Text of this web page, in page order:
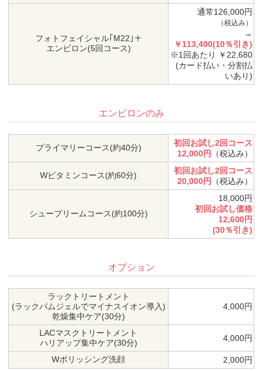
フォトフェイシャル｢M22｣＋
エンビロン(5回コース)
通常126,000円
（税込み）
→
￥113,400(10％引き)
※1回あたり ￥22,680
(カード払い・分割払
いあり)
エンビロンのみ
プライマリーコース(約40分)
初回お試し2回コース
12,000円
（税込み）
Wビタミンコース(約60分)
初回お試し2回コース
20,000円
（税込み）
シュープリームコース(約100分)
18,000円
初回お試し価格
12,600円
(30％引き)
オプション
ラックトリートメント
(ラックパムジェルでマイナスイオン導入)
乾燥集中ケア(30分)
4,000円
LACマスクトリートメント
ハリアップ集中ケア(30分)
4,000円
Wポリッシング洗顔 2,000円